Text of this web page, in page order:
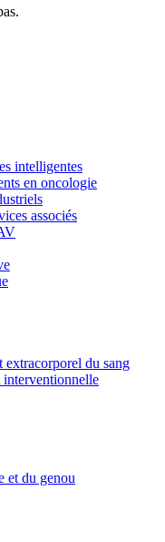
Visitez le catalogue
complet.
la technologie
centre d’innovation et
intelligentes
en oncologie
associés
extracorporel du sang
interventionnelle
et du genou